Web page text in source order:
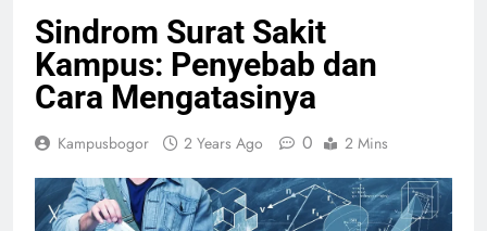
Sindrom Surat Sakit
Kampus: Penyebab dan
Cara Mengatasinya
Kampusbogor 2 Years Ago 0 2 Mins